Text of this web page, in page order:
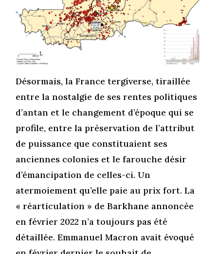
Désormais, la France tergiverse, tiraillée
entre la nostalgie de ses rentes politiques
d’antan et le changement d’époque qui se
profile, entre la préservation de l’attribut
de puissance que constituaient ses
anciennes colonies et le farouche désir
d’émancipation de celles-ci. Un
atermoiement qu’elle paie au prix fort. La
« réarticulation » de Barkhane annoncée
en février 2022 n’a toujours pas été
détaillée. Emmanuel Macron avait évoqué